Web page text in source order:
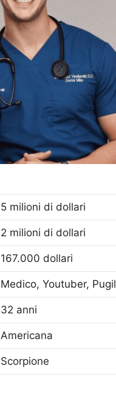
5 milioni di dollari
2 milioni di dollari
167.000 dollari
Medico, Youtuber,
32 anni
Americana
Scorpione